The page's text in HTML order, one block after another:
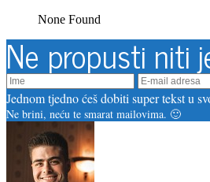
None Found
Ne propusti niti
Jednom tjedno ćeš dobiti super tekst u
Ne brini, neću te smarat mailovima. 🙂